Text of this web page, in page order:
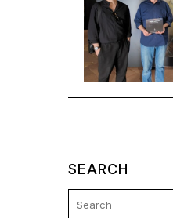
SEARCH